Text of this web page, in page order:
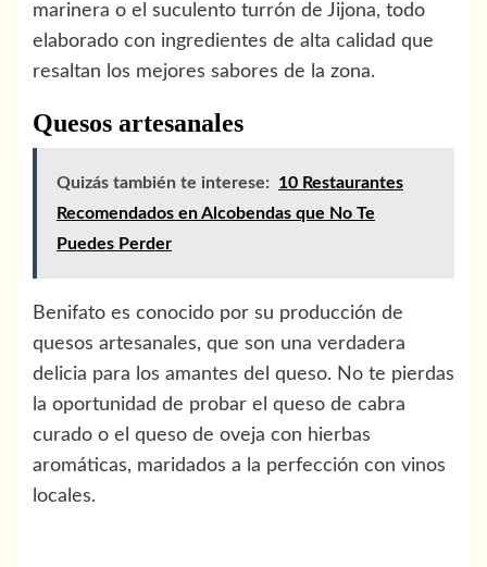
marinera o el suculento turrón de Jijona, todo
elaborado con ingredientes de alta calidad que
resaltan los mejores sabores de la zona.
Quesos artesanales
Quizás también te interese:
10 Restaurantes
Recomendados en Alcobendas que No Te
Puedes Perder
Benifato es conocido por su producción de
quesos artesanales, que son una verdadera
delicia para los amantes del queso. No te pierdas
la oportunidad de probar el queso de cabra
curado o el queso de oveja con hierbas
aromáticas, maridados a la perfección con vinos
locales.